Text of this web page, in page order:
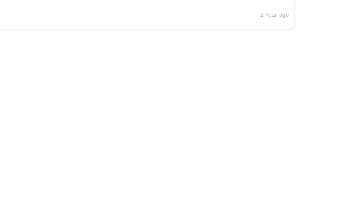
2 Year ago